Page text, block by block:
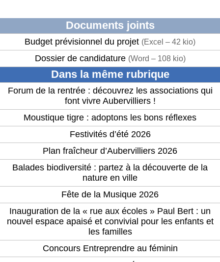
Documents joints
Budget prévisionnel du projet (Excel – 42 kio)
Dossier de candidature (Word – 108 kio)
Dans la même rubrique
Forum de la rentrée : découvrez les associations qui
font vivre Aubervilliers !
Moustique tigre : adoptons les bons réflexes
Festivités d’été 2026
Plan fraîcheur d’Aubervilliers 2026
Balades biodiversité : partez à la découverte de la
nature en ville
Fête de la Musique 2026
Inauguration de la « rue aux écoles » Paul Bert : un
nouvel espace apaisé et convivial pour les enfants et
les familles
Concours Entreprendre au féminin